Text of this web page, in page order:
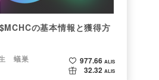
の基本情報と獲得方
蟻巣
977.66 ALIS
32.32 ALIS